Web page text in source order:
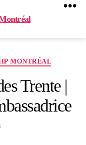
MONTRÉAL
Trente |